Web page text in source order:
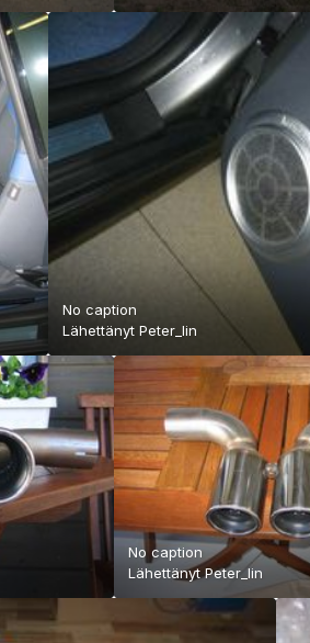
No caption
Lähettänyt Peter_lin
No caption
LähettänytPeter_lin